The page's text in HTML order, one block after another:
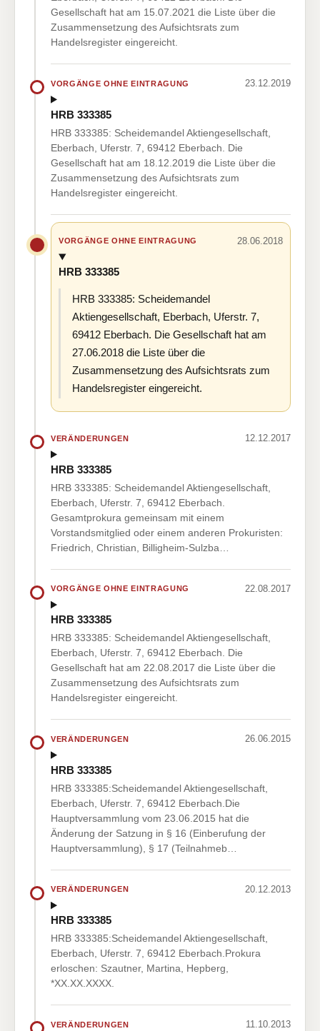
Gesellschaft hat am 15.07.2021 die Liste über die
Zusammensetzung des Aufsichtsrats zum
Handelsregister eingereicht.
VORGÄNGE OHNE EINTRAGUNG 23.12.2019
HRB 333385
HRB 333385: Scheidemandel Aktiengesellschaft,
Eberbach, Uferstr. 7, 69412 Eberbach. Die
Gesellschaft hat am 18.12.2019 die Liste über die
Zusammensetzung des Aufsichtsrats zum
Handelsregister eingereicht.
VORGÄNGE OHNE EINTRAGUNG 28.06.2018
HRB 333385
HRB 333385: Scheidemandel
Aktiengesellschaft, Eberbach, Uferstr. 7,
69412 Eberbach. Die Gesellschaft hat am
27.06.2018 die Liste über die
Zusammensetzung des Aufsichtsrats zum
Handelsregister eingereicht.
VERÄNDERUNGEN 12.12.2017
HRB 333385
HRB 333385: Scheidemandel Aktiengesellschaft,
Eberbach, Uferstr. 7, 69412 Eberbach.
Gesamtprokura gemeinsam mit einem
Vorstandsmitglied oder einem anderen Prokuristen:
Friedrich, Christian, Billigheim-Sulzba…
VORGÄNGE OHNE EINTRAGUNG 22.08.2017
HRB 333385
HRB 333385: Scheidemandel Aktiengesellschaft,
Eberbach, Uferstr. 7, 69412 Eberbach. Die
Gesellschaft hat am 22.08.2017 die Liste über die
Zusammensetzung des Aufsichtsrats zum
Handelsregister eingereicht.
VERÄNDERUNGEN 26.06.2015
HRB 333385
HRB 333385:Scheidemandel Aktiengesellschaft,
Eberbach, Uferstr. 7, 69412 Eberbach.Die
Hauptversammlung vom 23.06.2015 hat die
Änderung der Satzung in § 16 (Einberufung der
Hauptversammlung), § 17 (Teilnahmeb…
VERÄNDERUNGEN 20.12.2013
HRB 333385
HRB 333385:Scheidemandel Aktiengesellschaft,
Eberbach, Uferstr. 7, 69412 Eberbach.Prokura
erloschen: Szautner, Martina, Hepberg,
*XX.XX.XXXX.
VERÄNDERUNGEN 11.10.2013